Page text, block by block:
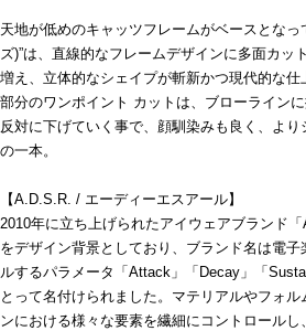
天地が低めのキャッツフレームがベースとなっ
ズ)”は、直線的なフレームデザインに多面カッ
増え、立体的なシェイプが斬新かつ現代的な仕
部分のワンポイント カットは、ブローライン
反対に下げていく事で、顔馴染みも良く、よ
の一本。
【A.D.S.R. / エーディーエスアール】
2010年に立ち上げられたアイウェアブランド
をデザイン背景としており、ブランド名は電
ルするパラメータ「Attack」「Decay」「
とって名付けられました。マテリアルやフォ
ンにおける様々な要素を繊細にコントロール